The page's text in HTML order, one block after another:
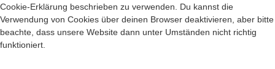
Cookie-Erklärung beschrieben zu verwenden. Du kannst die
Verwendung von Cookies über deinen Browser deaktivieren, aber bitte
beachte, dass unsere Website dann unter Umständen nicht richtig
funktioniert.